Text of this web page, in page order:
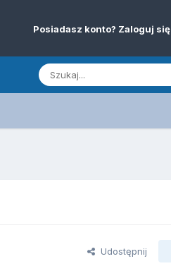
Posiadasz konto? Zaloguj się
Udostępnij